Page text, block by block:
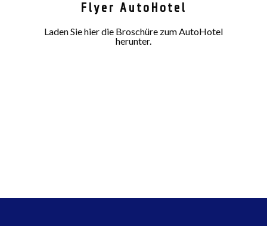
Flyer AutoHotel
Laden Sie hier die Broschüre zum AutoHotel
herunter.